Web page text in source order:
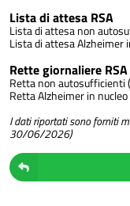
Lista di attesa RSA
Lista di attesa non
Lista di attesa Alzheimer
Rette giornaliere RSA
Retta non autosufficienti
Retta Alzheimer in
I dati riportati sono forniti
30/06/2026)